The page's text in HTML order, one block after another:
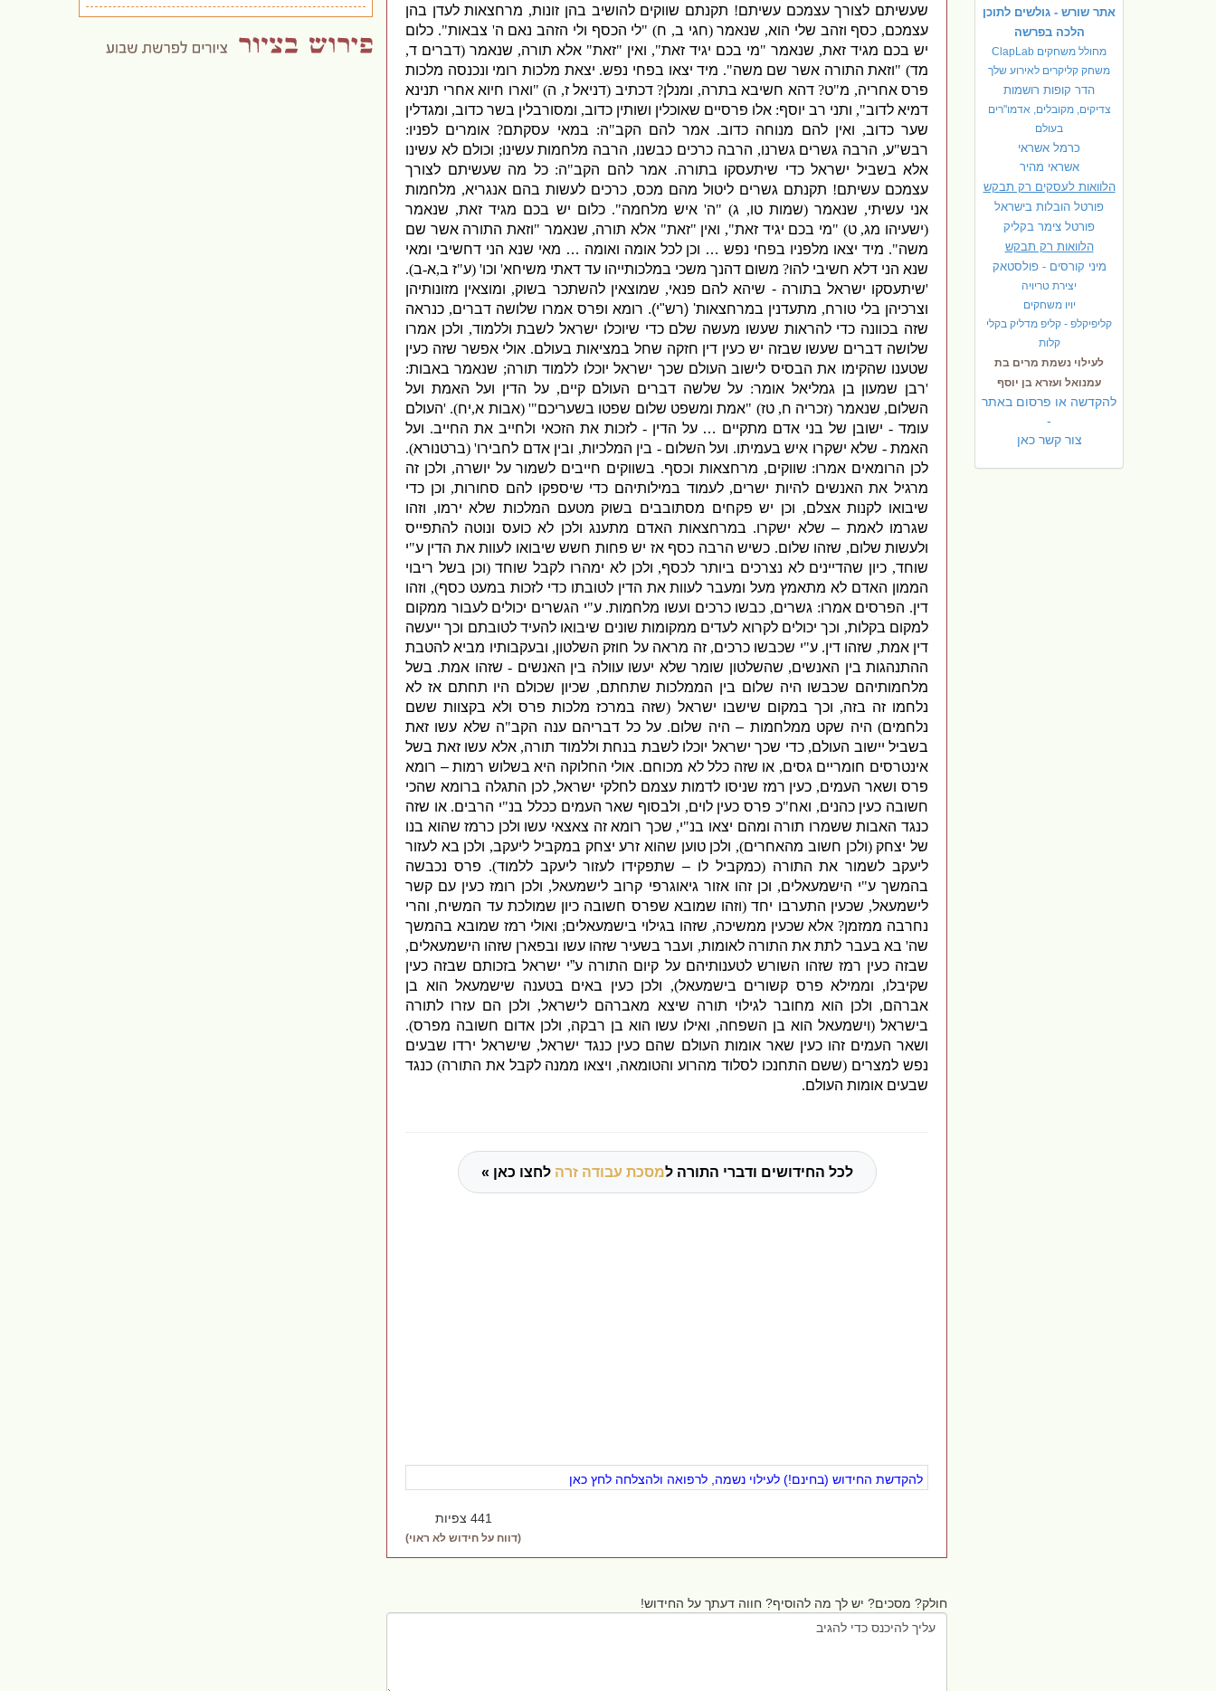
אתר שורש - גולשים לתוכן
הלכה בפרשה
מחולל משחקים ClapLab
משחק קליקרים לאירוע שלך
הדר קופות רושמות
צדיקים, מקובלים, אדמו"רים
בעולם
כרמל אשראי
אשראי מהיר
הלוואות לעסקים רק תבקש
פורטל הובלות בישראל
פורטל צימר בקליק
הלוואות רק תבקש
מיני קורסים - פולסטאק
יצירת טריויה
יויו משחקים
קליפיקלפ - קליפ מדליק בקלי
קלות
לעילוי נשמת מרים בת
עמנואל ועזרא בן יוסף
להקדשה או פרסום באתר
-
צור קשר כאן
שעשיתם לצורך עצמכם עשיתם! תקנתם שווקים להושיב בהן זונות, מרחצאות לעדן בהן
עצמכם, כסף וזהב שלי הוא, שנאמר(חגי ב, ח) "לי הכסף ולי הזהב נאם ה' צבאות". כלום
יש בכם מגיד זאת, שנאמר "מי בכם יגיד זאת", ואין "זאת" אלא תורה, שנאמר (דברים ד,
מד) "וזאת התורה אשר שם משה". מיד יצאו בפחי נפש. יצאת מלכות רומי ונכנסה מלכות
פרס אחריה, מ"ט?דהא חשיבא בתרה, ומנלן?דכתיב (דניאל ז, ה) "וארו חיוא אחרי תנינא
דמיא לדוב", ותני רב יוסף: אלו פרסיים שאוכלין ושותין כדוב, ומסורבלין בשר כדוב, ומגדלין
שער כדוב, ואין להם מנוחה כדוב. אמר להם הקב"ה: במאי עסקתם? אומרים לפניו:
רבש"ע, הרבה גשרים גשרנו, הרבה כרכים כבשנו, הרבה מלחמות עשינו; וכולם לא עשינו
אלא בשביל ישראל כדי שיתעסקו בתורה. אמר להם הקב"ה:כל מה שעשיתם לצורך
עצמכם עשיתם! תקנתם גשרים ליטול מהם מכס, כרכים לעשות בהם אנגריא, מלחמות
אני עשיתי, שנאמר(שמות טו, ג) "ה' איש מלחמה".כלום יש בכם מגיד זאת, שנאמר
(ישעיהו מג,ט) "מי בכם יגיד זאת", ואין "זאת" אלא תורה, שנאמר "וזאת התורה אשר שם
משה". מיד יצאו מלפניו בפחי נפש … וכן לכל אומה ואומה … מאי שנא הני דחשיבי ומאי
שנא הני דלא חשיבי להו? משום דהנך משכי במלכותייהו עד דאתי משיחא' וכו' (ע"ז ב,א-ב).
'שיתעסקו ישראל בתורה- שיהא להם פנאי, שמוצאין להשתכר בשוק, ומוצאין מזונותיהן
וצרכיהן בלי טורח, מתעדנין במרחצאות' (רש"י). רומא ופרס אמרו שלושה דברים, כנראה
שזה בכוונה כדי להראות שעשו מעשה שלם כדי שיוכלו ישראל לשבת וללמוד, ולכן אמרו
שלושה דברים שעשו שבזה יש כעין דין חזקה שחל במציאות בעולם. אולי אפשר שזה כעין
שטענו שהקימו את הבסיס לישוב העולם שכך ישראל יוכלו ללמוד תורה; שנאמר באבות:
'רבן שמעון בן גמליאל אומר: על שלשה דברים העולם קיים,על הדין ועל האמת ועל
השלום, שנאמר (זכריה ח,טז) "אמת ומשפט שלום שפטו בשעריכם"' (אבות א,יח). 'העולם
עומד - ישובן של בני אדם מתקיים …על הדין-לזכות את הזכאי ולחייב את החייב. ועל
האמת- שלא ישקרו איש בעמיתו. ועל השלום- בין המלכיות, ובין אדם לחבירו' (ברטנורא).
לכן הרומאים אמרו: שווקים, מרחצאות וכסף. בשווקים חייבים לשמור על יושרה, ולכן זה
מרגיל את האנשים להיות ישרים,לעמוד במילותיהם כדי שיספקו להם סחורות, וכן כדי
שיבואו לקנות אצלם, וכן יש פקחים מסתובבים בשוק מטעם המלכות שלא ירמו, וזהו
שגרמו לאמת – שלא ישקרו. במרחצאות האדם מתענג ולכן לא כועס ונוטה להתפייס
ולעשות שלום, שזהו שלום. כשיש הרבה כסף אז יש פחות חשש שיבואו לעוות את הדין ע"י
שוחד, כיון שהדיינים לא נצרכים ביותר לכסף, ולכן לא ימהרו לקבל שוחד(וכן בשל ריבוי
הממון האדם לא מתאמץ מעל ומעבר לעוות את הדין לטובתו כדי לזכות במעט כסף), וזהו
דין. הפרסים אמרו: גשרים, כבשו כרכים ועשו מלחמות.ע"י הגשרים יכולים לעבור ממקום
למקום בקלות, וכך יכולים לקרוא לעדים ממקומות שונים שיבואו להעיד לטובתם וכך ייעשה
דין אמת, שזהו דין.ע"י שכבשו כרכים,זה מראה על חוזק השלטון, ובעקבותיו מביא להטבת
ההתנהגות בין האנשים, שהשלטון שומר שלא יעשו עוולה בין האנשים - שזהו אמת. בשל
מלחמותיהם שכבשו היה שלום בין הממלכות שתחתם, שכיון שכולם היו תחתם אז לא
נלחמו זה בזה, וכך במקום שישבו ישראל (שזה במרכז מלכות פרס ולא בקצוות ששם
נלחמים) היה שקט ממלחמות – היה שלום. על כל דבריהם ענה הקב"ה שלא עשו זאת
בשביל יישוב העולם,כדי שכך ישראל יוכלו לשבת בנחת וללמוד תורה,אלא עשו זאת בשל
אינטרסים חומריים גסים, או שזה כלל לא מכוחם. אולי החלוקה היא בשלוש רמות – רומא
פרס ושאר העמים, כעין רמז שניסו לדמות עצמם לחלקי ישראל,לכן התגלה ברומא שהכי
חשובה כעין כהנים, ואח"כ פרס כעין לוים, ולבסוף שאר העמים ככלל בנ"י הרבים.או שזה
כנגד האבות ששמרו תורה ומהם יצאו בנ"י, שכך רומא זה צאצאי עשו ולכן כרמז שהוא בנו
של יצחק(ולכן חשוב מהאחרים), ולכן טוען שהוא זרע יצחק במקביל ליעקב, ולכן בא לעזור
ליעקב לשמור את התורה(כמקביל לו – שתפקידו לעזור ליעקב ללמוד). פרס נכבשה
בהמשך ע"י הישמעאלים, וכן זהו אזור גיאוגרפי קרוב לישמעאל, ולכן רומז כעין עם קשר
לישמעאל, שכעין התערבו יחד (וזהו שמובא שפרס חשובה כיון שמולכת עד המשיח, והרי
נחרבה ממזמן? אלא שכעין ממשיכה, שזהו בגילוי בישמעאלים; ואולי רמז שמובא בהמשך
שה' בא בעבר לתת את התורה לאומות, ועבר בשעיר שזהו עשו ובפארן שזהו הישמעאלים,
שבזה כעין רמז שזהו השורש לטענותיהם על קיום התורה ע”י ישראל בזכותם שבזה כעין
שקיבלו, וממילא פרס קשורים בישמעאל), ולכן כעין באים בטענה שישמעאל הוא בן
אברהם, ולכן הוא מחובר לגילוי תורה שיצא מאברהם לישראל, ולכן הם עזרו לתורה
בישראל (וישמעאל הוא בן השפחה, ואילו עשו הוא בן רבקה, ולכן אדום חשובה מפרס).
ושאר העמים זהו כעין שאר אומות העולם שהם כעין כנגד ישראל, שישראל ירדו שבעים
נפש למצרים (ששם התחנכו לסלוד מהרוע והטומאה, ויצאו ממנה לקבל את התורה) כנגד
שבעים אומות העולם.
לכל החידושים ודברי התורה למסכת עבודה זרה לחצו כאן »
להקדשת החידוש (בחינם!) לעילוי נשמה, לרפואה ולהצלחה לחץ כאן
441 צפיות
(דווח על חידוש לא ראוי)
חולק? מסכים? יש לך מה להוסיף? חווה דעתך על החידוש!